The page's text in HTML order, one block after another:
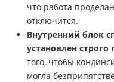
что работа
отключится.
Внутренний блок
установлен
того, чтобы
могла